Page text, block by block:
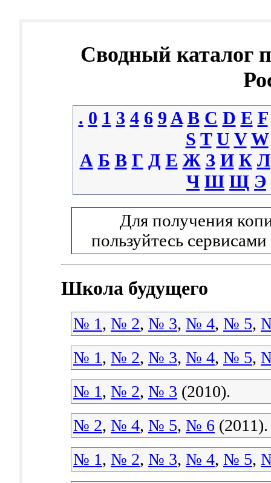
Сводный каталог
. 0 1 3 4 6 9 A B C D E F
S T U V W
А Б В Г Д Е Ж З И К Л
Ч Ш Щ Э
Для получения
пользуйтесь сервисами
Школа будущего
№ 1, № 2, № 3, № 4, № 5,
№ 1, № 2, № 3, № 4, № 5,
№ 1, № 2, № 3 (2010).
№ 2, № 4, № 5, № 6 (2011).
№ 1, № 2, № 3, № 4, № 5,